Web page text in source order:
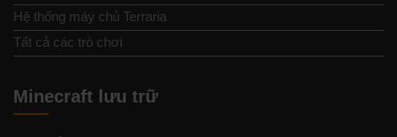
Hệ thống máy chủ Terraria
Tất cả các trò chơi
Minecraft lưu trữ